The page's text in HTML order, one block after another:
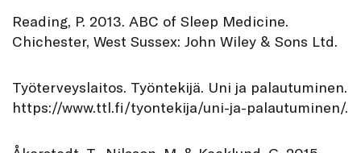
Reading, P. 2013. ABC of Sleep Medicine.
Chichester, West Sussex: John Wiley & Sons Ltd.
Työterveyslaitos. Työntekijä. Uni ja palautuminen.
https://www.ttl.fi/tyontekija/uni-ja-palautuminen/.